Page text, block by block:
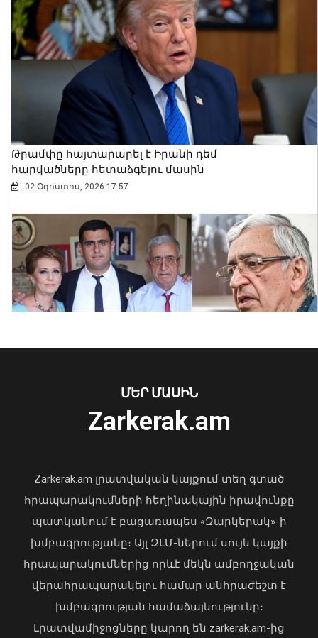
Ալեքսանդրա Քոուլը շարունակում է
բացահայտել Հայաստանը․ Մեծ
Բրիտանիայի դեսպանը հայերեն է
խոսում․ տեսանյութ
06 Օգոստոս, 2026 23:30
Թրամփը հայտարարել է Իրանի դեմ
հարվածները հետաձգելու մասին
02 Օգոստոս, 2026 17:57
«Պարտվեցինք դաժան հիվանդության
04 Օգոստոս, 2026 19:12
ՄԵՐ ՄԱՍԻՆ
Zarkerak.am
Zarkerak.am լրատվական կայքում տեղ գտած
հրապարակումների հեղինակային իրավունքը
պատկանում է բացառապես «Զարկերակ»-ի
խմբագրությանը։ Այլ ԶԼՄ-ներում սույն կայքի
հրապարակումներից որևէ մեկն ամբողջական
վերահրապարակելու համար անհրաժեշտ է
խմբագրության համաձայնությունը։
Լրատվամիջոցները կարող են zarkerak.am-ից